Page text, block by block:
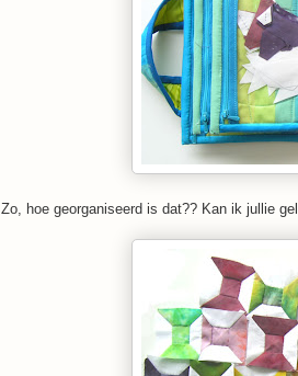
Zo, hoe georganiseerd is dat?? Kan ik jullie